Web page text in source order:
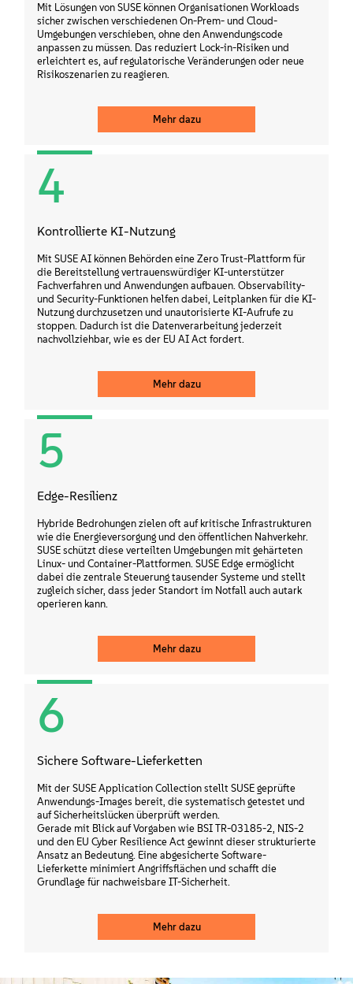
Mit Lösungen von SUSE können Organisationen Workloads
sicher zwischen verschiedenen On-Prem- und Cloud-
Umgebungen verschieben, ohne den Anwendungscode
anpassen zu müssen. Das reduziert Lock-in-Risiken und
erleichtert es, auf regulatorische Veränderungen oder neue
Risikoszenarien zu reagieren.
Mehr dazu
4
Kontrollierte KI-Nutzung
Mit SUSE AI können Behörden eine Zero Trust-Plattform für
die Bereitstellung vertrauenswürdiger KI-unterstützer
Fachverfahren und Anwendungen aufbauen. Observability-
und Security-Funktionen helfen dabei, Leitplanken für die KI-
Nutzung durchzusetzen und unautorisierte KI-Aufrufe zu
stoppen. Dadurch ist die Datenverarbeitung jederzeit
nachvollziehbar, wie es der EU AI Act fordert.
Mehr dazu
5
Edge-Resilienz
Hybride Bedrohungen zielen oft auf kritische Infrastrukturen
wie die Energieversorgung und den öffentlichen Nahverkehr.
SUSE schützt diese verteilten Umgebungen mit gehärteten
Linux- und Container-Plattformen. SUSE Edge ermöglicht
dabei die zentrale Steuerung tausender Systeme und stellt
zugleich sicher, dass jeder Standort im Notfall auch autark
operieren kann.
Mehr dazu
6
Sichere Software-Lieferketten
Mit der SUSE Application Collection stellt SUSE geprüfte
Anwendungs-Images bereit, die systematisch getestet und
auf Sicherheitslücken überprüft werden.
Gerade mit Blick auf Vorgaben wie BSI TR-03185-2, NIS-2
und den EU Cyber Resilience Act gewinnt dieser strukturierte
Ansatz an Bedeutung. Eine abgesicherte Software-
Lieferkette minimiert Angriffsflächen und schafft die
Grundlage für nachweisbare IT-Sicherheit.
Mehr dazu